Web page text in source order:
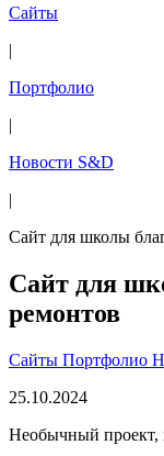
Сайты
|
Портфолио
|
Новости S&D
|
Сайт для школы
Сайт для
ремонтов
Сайты Портфолио
25.10.2024
Необычный проект,